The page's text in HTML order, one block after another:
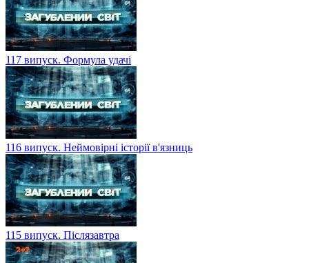
117 випуск. Формула удачі
116 випуск. Неймовірні історії в'язниць
115 випуск. Післязавтра